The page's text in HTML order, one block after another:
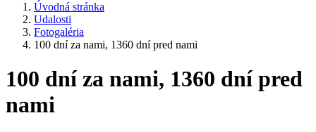
Úvodná stránka
Udalosti
Fotogaléria
100 dní za nami, 1360 dní pred nami
100 dní za nami, 1360 dní pred
nami